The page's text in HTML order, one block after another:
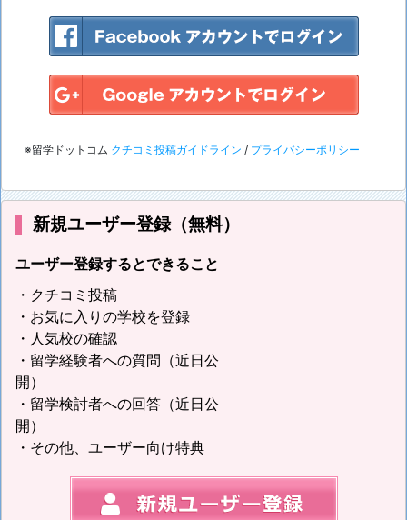
※留学ドットコム クチコミ投稿ガイドライン / プライバシーポリシー
新規ユーザー登録（無料）
ユーザー登録するとできること
・クチコミ投稿
・お気に入りの学校を登録
・人気校の確認
・留学経験者への質問（近日公
開）
・留学検討者への回答（近日公
開）
・その他、ユーザー向け特典